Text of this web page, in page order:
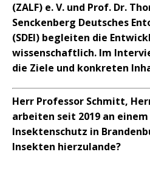
(ZALF) e. V. und Prof. Dr.
Senckenberg Deutsches
(SDEI) begleiten die
wissenschaftlich. Im
die Ziele und konkreten
Herr Professor Schmitt,
arbeiten seit 2019 an
Insektenschutz in
Insekten hierzulande?